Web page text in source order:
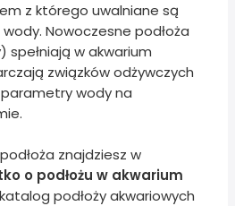
z którego uwalniane są
Nowoczesne podłoża
w akwarium
związków odżywczych
wody na
znajdziesz w
o podłożu w akwarium
podłoży akwariowych